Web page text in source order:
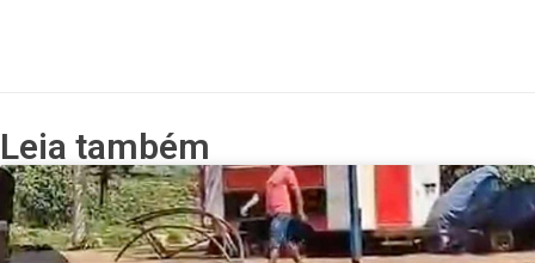
Leia também